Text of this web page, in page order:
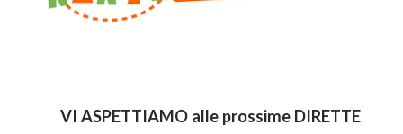
VI ASPETTIAMO alle prossime DIRETTE